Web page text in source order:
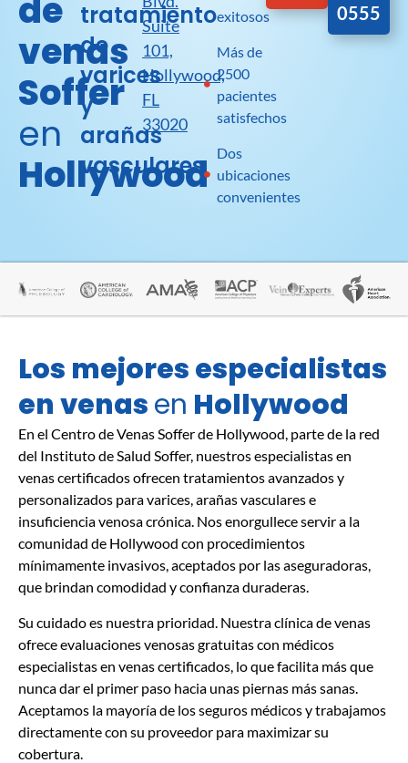
de
venas
Soffer
en
Hollywood
tratamiento
de
varices
y
arañas
vasculares
Suite
101,
Hollywood,
FL
33020
exitosos
Más de
2500
pacientes
satisfechos
Dos
ubicaciones
convenientes
0555
Los mejores especialistas
en venasen Hollywood
En el Centro de Venas Soffer de Hollywood, parte de la red
del Instituto de Salud Soffer, nuestros especialistas en
venas certificados ofrecen tratamientos avanzados y
personalizados para varices, arañas vasculares e
insuficiencia venosa crónica. Nos enorgullece servir a la
comunidad de Hollywood con procedimientos
mínimamente invasivos, aceptados por las aseguradoras,
que brindan comodidad y confianza duraderas.
Su cuidado es nuestra prioridad. Nuestra clínica de venas
ofrece evaluaciones venosas gratuitas con médicos
especialistas en venas certificados, lo que facilita más que
nunca dar el primer paso hacia unas piernas más sanas.
Aceptamos la mayoría de los seguros médicos y trabajamos
directamente con su proveedor para maximizar su
cobertura.